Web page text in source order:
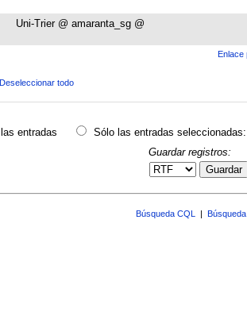
Uni-Trier @ amaranta_sg @
Enlace
Deseleccionar todo
entradas
Sólo las entradas seleccionadas:
Guardar registros:
Guardar
Búsqueda CQL